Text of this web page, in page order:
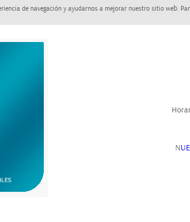
de navegación y ayudarnos a mejorar nuestro sitio web.
N